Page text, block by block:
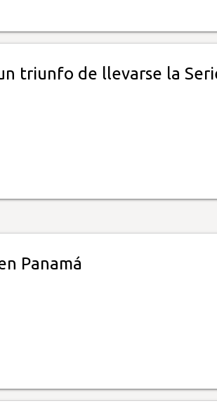
triunfo de llevarse la
Panamá